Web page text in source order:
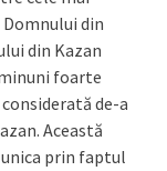
din
din Kazan
foarte
de-a
Această
unica prin faptul